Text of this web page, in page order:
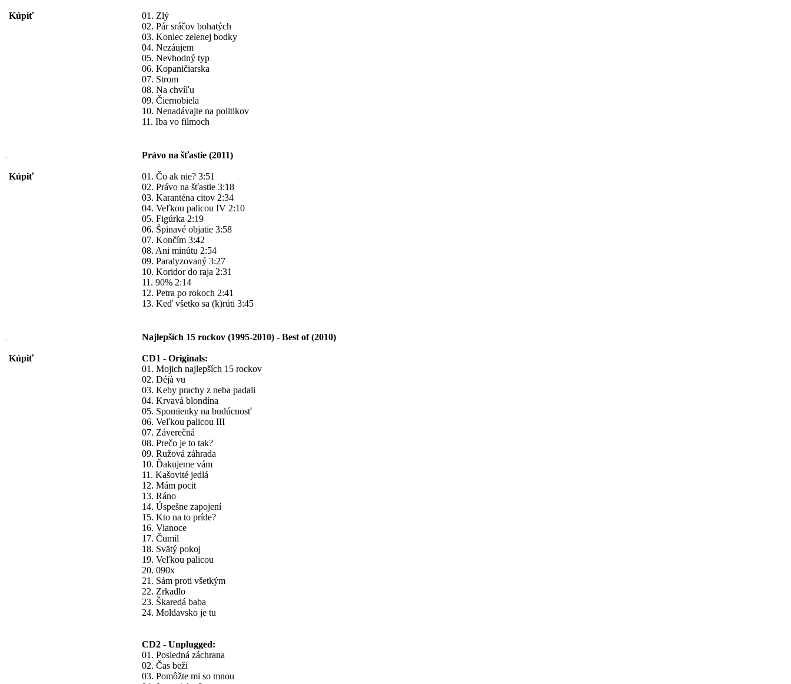
Kúpiť
01. Zlý
02. Pár sráčov bohatých
03. Koniec zelenej bodky
04. Nezáujem
05. Nevhodný typ
06. Kopaničiarska
07. Strom
08. Na chvíľu
09. Čiernobiela
10. Nenadávajte na politikov
11. Iba vo filmoch
Kúpiť
Právo na šťastie (2011)
01. Čo ak nie? 3:51
02. Právo na šťastie 3:18
03. Karanténa citov 2:34
04. Veľkou palicou IV 2:10
05. Figúrka 2:19
06. Špinavé objatie 3:58
07. Končím 3:42
08. Ani minútu 2:54
09. Paralyzovaný 3:27
10. Koridor do raja 2:31
11. 90% 2:14
12. Petra po rokoch 2:41
13. Keď všetko sa (k)rúti 3:45
Kúpiť
Najlepších 15 rockov (1995-2010) - Best of (2010)
CD1 - Originals:
01. Mojich najlepších 15 rockov
02. Déjà vu
03. Keby prachy z neba padali
04. Krvavá blondína
05. Spomienky na budúcnosť
06. Veľkou palicou III
07. Záverečná
08. Prečo je to tak?
09. Ružová záhrada
10. Ďakujeme vám
11. Kašovité jedlá
12. Mám pocit
13. Ráno
14. Úspešne zapojení
15. Kto na to príde?
16. Vianoce
17. Čumil
18. Svätý pokoj
19. Veľkou palicou
20. 090x
21. Sám proti všetkým
22. Zrkadlo
23. Škaredá baba
24. Moldavsko je tu
CD2 - Unplugged:
01. Posledná záchrana
02. Čas beží
03. Pomôžte mi so mnou